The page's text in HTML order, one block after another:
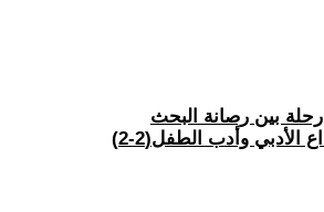
رحلة بين رصانة البحث
الأدبي وأدب الطفل(2-2)